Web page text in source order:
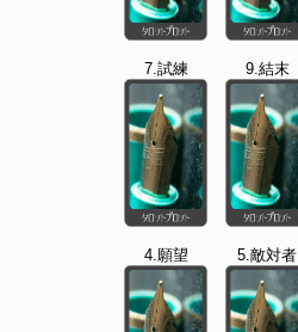
7.試練 9.結末
4.願望 5.敵対者